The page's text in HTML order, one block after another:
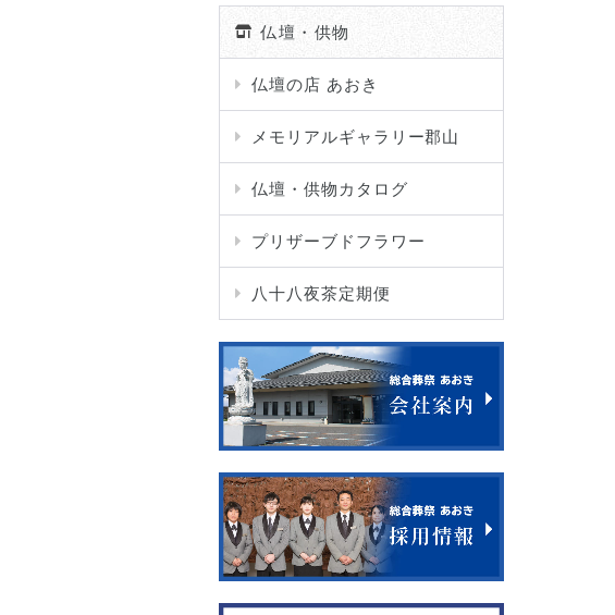
仏壇・供物
仏壇の店 あおき
メモリアルギャラリー郡山
仏壇・供物カタログ
プリザーブドフラワー
八十八夜茶定期便